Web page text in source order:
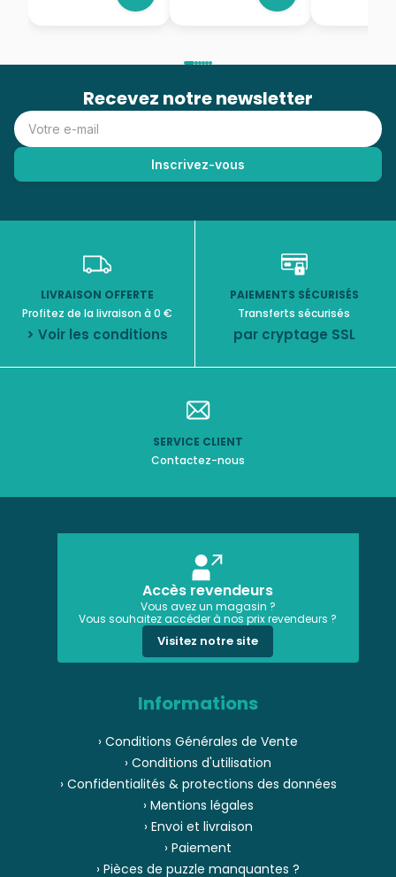
Recevez notre newsletter
LIVRAISON OFFERTE
Profitez de la livraison à 0 €
> Voir les conditions
PAIEMENTS SÉCURISÉS
Transferts sécurisés
par cryptage SSL
SERVICE CLIENT
Contactez-nous
Accès revendeurs
Vous avez un magasin ?
Vous souhaitez accéder à nos prix revendeurs ?
Visitez notre site
Informations
› Conditions Générales de Vente
› Conditions d'utilisation
› Confidentialités & protections des données
› Mentions légales
› Envoi et livraison
› Paiement
› Pièces de puzzle manquantes ?